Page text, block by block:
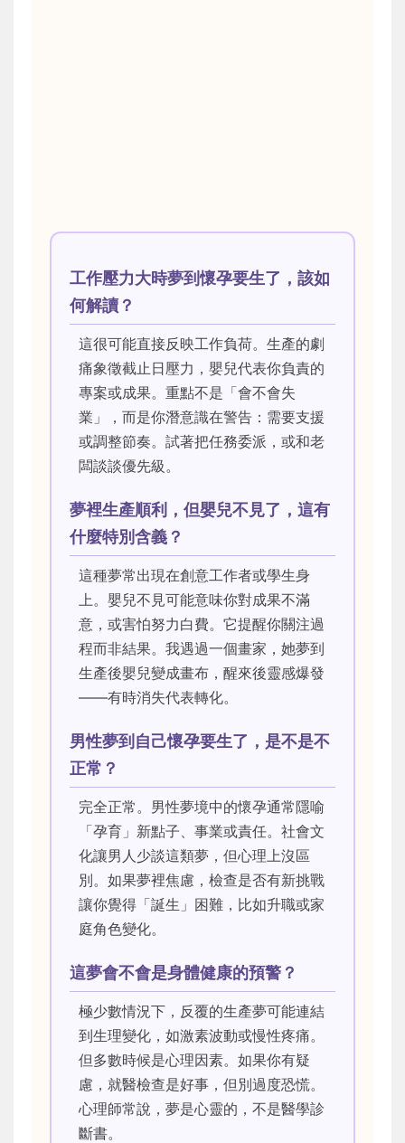
工作壓力大時夢到懷孕要生了，該如
何解讀？
這很可能直接反映工作負荷。生產的劇
痛象徵截止日壓力，嬰兒代表你負責的
專案或成果。重點不是「會不會失
業」，而是你潛意識在警告：需要支援
或調整節奏。試著把任務委派，或和老
闆談談優先級。
夢裡生產順利，但嬰兒不見了，這有
什麼特別含義？
這種夢常出現在創意工作者或學生身
上。嬰兒不見可能意味你對成果不滿
意，或害怕努力白費。它提醒你關注過
程而非結果。我遇過一個畫家，她夢到
生產後嬰兒變成畫布，醒來後靈感爆發
——有時消失代表轉化。
男性夢到自己懷孕要生了，是不是不
正常？
完全正常。男性夢境中的懷孕通常隱喻
「孕育」新點子、事業或責任。社會文
化讓男人少談這類夢，但心理上沒區
別。如果夢裡焦慮，檢查是否有新挑戰
讓你覺得「誕生」困難，比如升職或家
庭角色變化。
這夢會不會是身體健康的預警？
極少數情況下，反覆的生產夢可能連結
到生理變化，如激素波動或慢性疼痛。
但多數時候是心理因素。如果你有疑
慮，就醫檢查是好事，但別過度恐慌。
心理師常說，夢是心靈的，不是醫學診
斷書。